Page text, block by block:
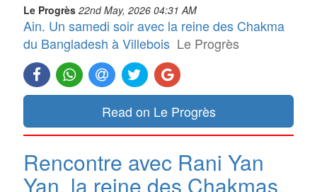
Le Progrès 22nd May, 2026 04:31 AM
Ain. Un samedi soir avec la reine des Chakma
du Bangladesh à Villebois Le Progrès
Read on Le Progrès
Rencontre avec Rani Yan
Yan, la reine des Chakmas,